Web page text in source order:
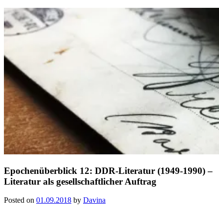
Epochenüberblick 12: DDR-Literatur (1949-1990) –
Literatur als gesellschaftlicher Auftrag
Posted on 01.09.2018 by Davina